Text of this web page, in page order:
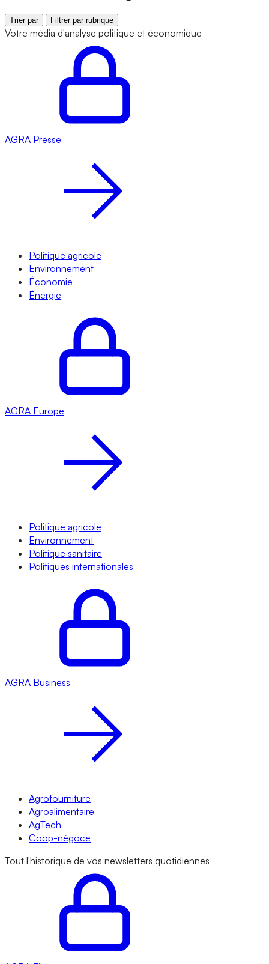
Trier par Filtrer par rubrique
Votre média d'analyse politique et économique
AGRA Presse
Politique agricole
Environnement
Économie
Énergie
AGRA Europe
Politique agricole
Environnement
Politique sanitaire
Politiques internationales
AGRA Business
Agrofourniture
Agroalimentaire
AgTech
Coop-négoce
Tout l'historique de vos newsletters quotidiennes